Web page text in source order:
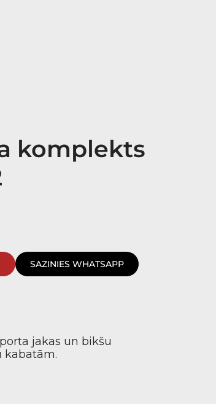
komplekts
SAZINIES WHATSAPP
jakas un bikšu
kabatām.